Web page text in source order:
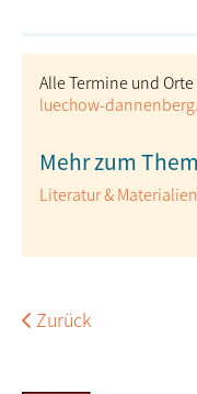
Alle Termine und
luechow-
Mehr zum
Literatur &
Zurück